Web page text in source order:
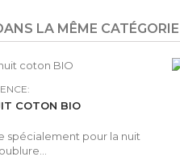
LA MÊME CATÉGORIE
COTON BIO
spécialement pour la nuit